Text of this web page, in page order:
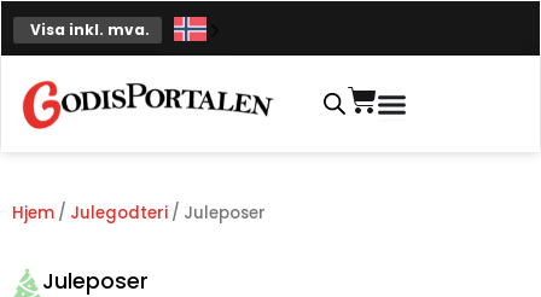
Hopp
til
Visa inkl. mva.
Handlekurv
Hjem / Julegodteri / Juleposer
Juleposer